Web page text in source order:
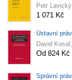
Petr
1 071 Kč
Ústavní
David
Od 824 Kč
Správní